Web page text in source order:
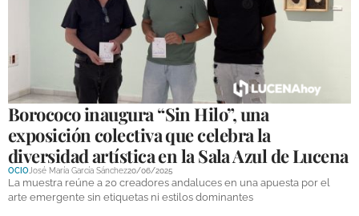
Borococo inaugura “Sin Hilo”, una
exposición colectiva que celebra la
diversidad artística en la Sala Azul de Lucena
OCIOJosé María García Sánchez20/06/2025
La muestra reúne a 20 creadores andaluces en una apuesta por el
arte emergente sin etiquetas ni estilos dominantes